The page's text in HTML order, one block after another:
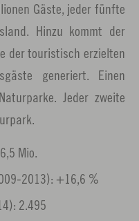
Gäste, jeder fünfte
Hinzu kommt der
der touristisch erzielten
generiert. Einen
Jeder zweite
Mio.
2013): +16,6 %
2.495